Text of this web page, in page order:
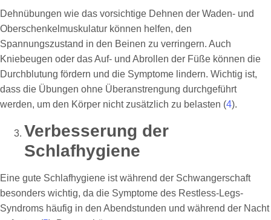
Dehnübungen wie das vorsichtige Dehnen der Waden- und
Oberschenkelmuskulatur können helfen, den
Spannungszustand in den Beinen zu verringern. Auch
Kniebeugen oder das Auf- und Abrollen der Füße können die
Durchblutung fördern und die Symptome lindern. Wichtig ist,
dass die Übungen ohne Überanstrengung durchgeführt
werden, um den Körper nicht zusätzlich zu belasten (4).
Verbesserung der
Schlafhygiene
Eine gute Schlafhygiene ist während der Schwangerschaft
besonders wichtig, da die Symptome des Restless-Legs-
Syndroms häufig in den Abendstunden und während der Nacht